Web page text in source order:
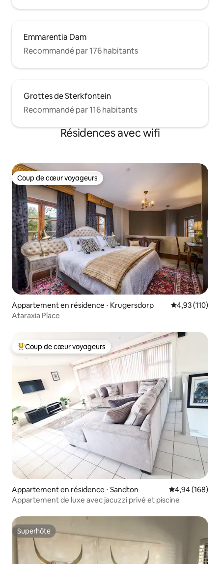
Emmarentia Dam
Recommandé par 176 habitants
Grottes de Sterkfontein
Recommandé par 116 habitants
Résidences avec wifi
Coup de cœur voyageurs
Coup de cœur voyageurs
Appartement en résidence ⋅ Krugersdorp Évaluation
4,93 (110)
Ataraxia Place
Coups de cœur voyageurs les plus appréciés
Coup de cœur voyageurs
Appartement en résidence ⋅ Sandton Évaluation
4,94 (168)
Appartement de luxe avec jacuzzi privé et piscine
Superhôte
Superhôte